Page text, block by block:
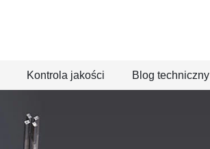
Kontrola jakości Blog techniczny